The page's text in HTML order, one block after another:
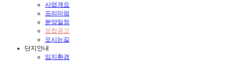
사업개요
프리미엄
분양일정
모집공고
오시는길
단지안내
입지환경